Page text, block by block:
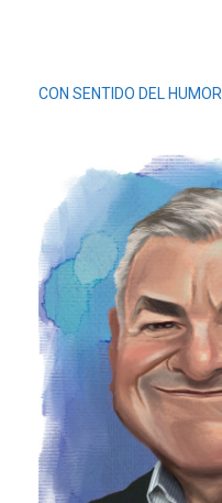
CON SENTIDO DEL HUMOR